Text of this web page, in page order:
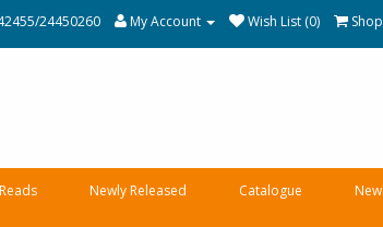
24450260 My Account Wish List (0)
Newly Released Catalogue